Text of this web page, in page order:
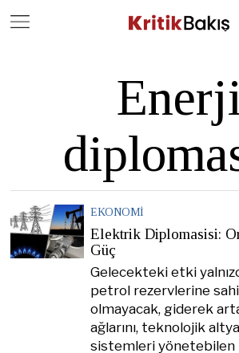
EKONOMI
Elektrik Diplomasisi:
Güç
Gelecekteki etki
petrol rezervlerine
olmayacak, giderek
ağlarını, teknolojik
sistemleri yönetebilen